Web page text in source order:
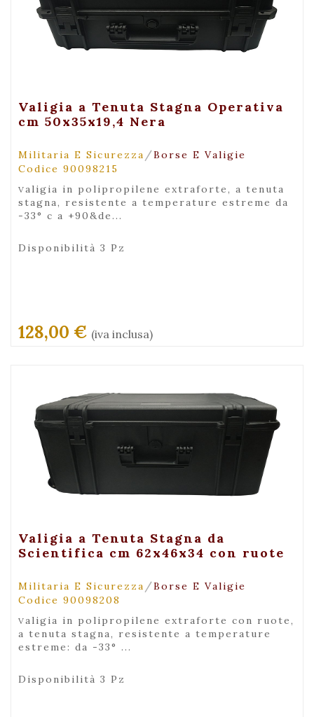
+ Visualizza
Valigia a Tenuta Stagna Operativa
cm 50x35x19,4 Nera
Militaria E Sicurezza /Borse E Valigie
Codice 90098215
valigia in polipropilene extraforte, a tenuta
stagna, resistente a temperature estreme da
-33° c a +90&de...
Disponibilità 3 Pz
128,00 € (iva inclusa)
+ Visualizza
Valigia a Tenuta Stagna da
Scientifica cm 62x46x34 con ruote
Militaria E Sicurezza /Borse E Valigie
Codice 90098208
valigia in polipropilene extraforte con ruote,
a tenuta stagna, resistente a temperature
estreme: da -33° ...
Disponibilità 3 Pz